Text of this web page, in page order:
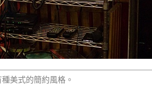
美式的簡約風格。